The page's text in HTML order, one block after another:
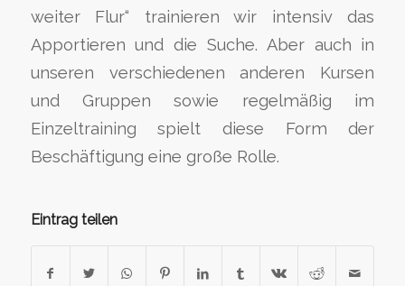
weiter Flur“ trainieren wir intensiv das
Apportieren und die Suche. Aber auch in
unseren verschiedenen anderen Kursen
und Gruppen sowie regelmäßig im
Einzeltraining spielt diese Form der
Beschäftigung eine große Rolle.
Eintrag teilen